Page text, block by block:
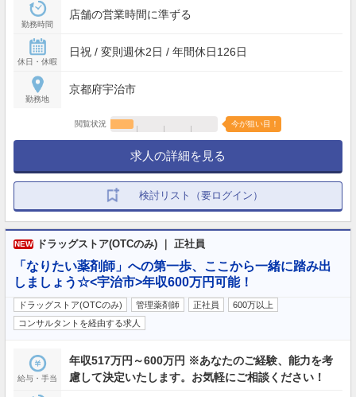
勤務時間
店舗の営業時間に準ずる
休日・休暇
日祝 / 変則週休2日 / 年間休日126日
勤務地
京都府宇治市
閲覧状況 今が狙い目！
求人の詳細を見る
検討リスト（要ログイン）
NEW ドラッグストア(OTCのみ) ｜ 正社員
「なりたい薬剤師」への第一歩、ここから一緒に踏み出
しましょう☆<宇治市>年収600万円可能！
ドラッグストア(OTCのみ) 管理薬剤師 正社員
600万以上
コンサルタントを経由する求人
給与・手当
年収517万円～600万円 ※あなたのご経験、能力を考
慮して決定いたします。お気軽にご相談ください！